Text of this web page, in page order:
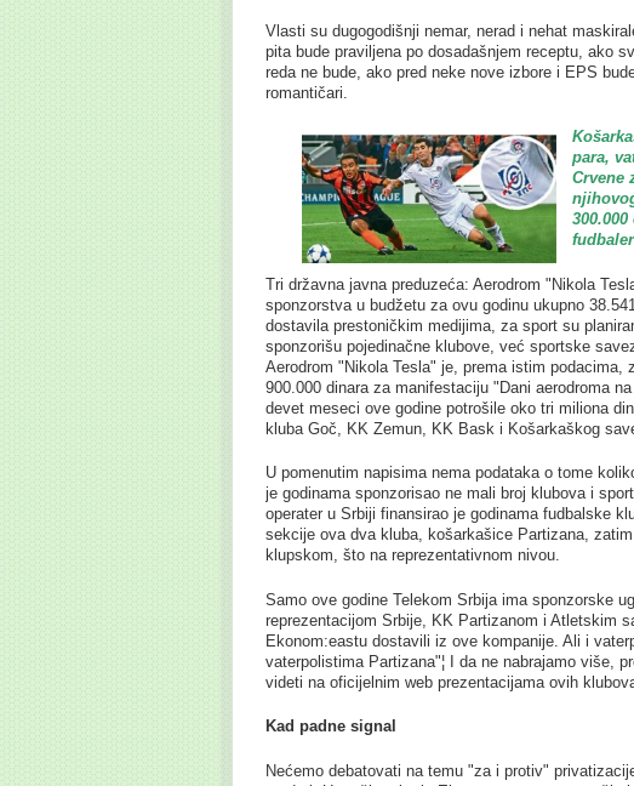
Vlasti su dugogodišnji nemar, nerad i nehat
pita bude praviljena po dosadašnjem receptu, ako
reda ne bude, ako pred neke nove izbore i EPS
romantičari.
para,
Crvene
Tri državna javna preduzeća: Aerodrom "Nikola
sponzorstva u budžetu za ovu godinu ukupno
dostavila prestoničkim medijima, za sport su
sponzorišu pojedinačne klubove, već sportske
Aerodrom "Nikola Tesla" je, prema istim
900.000 dinara za manifestaciju "Dani aerodroma
devet meseci ove godine potrošile oko tri miliona
kluba Goč, KK Zemun, KK Bask i Košarkaškog
U pomenutim napisima nema podataka o tome
je godinama sponzorisao ne mali broj klubova i
operater u Srbiji finansirao je godinama fudbalske
sekcije ova dva kluba, košarkašice Partizana,
klupskom, što na reprezentativnom nivou.
Samo ove godine Telekom Srbija ima sponzorske
reprezentacijom Srbije, KK Partizanom i Atletskim
Ekonom:eastu dostavili iz ove kompanije. Ali i
vaterpolistima Partizana"¦ I da ne nabrajamo više,
videti na oficijelnim web prezentacijama ovih
Kad padne signal
Nećemo debatovati na temu "za i protiv"